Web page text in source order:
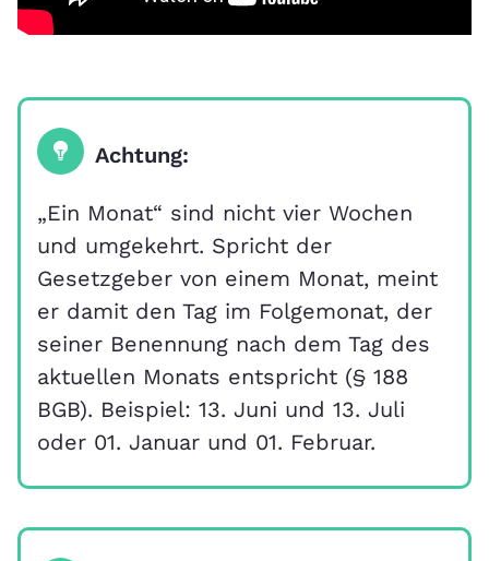
Achtung:
„Ein Monat“ sind nicht vier Wochen
und umgekehrt. Spricht der
Gesetzgeber von einem Monat, meint
er damit den Tag im Folgemonat, der
seiner Benennung nach dem Tag des
aktuellen Monats entspricht (§ 188
BGB). Beispiel: 13. Juni und 13. Juli
oder 01. Januar und 01. Februar.